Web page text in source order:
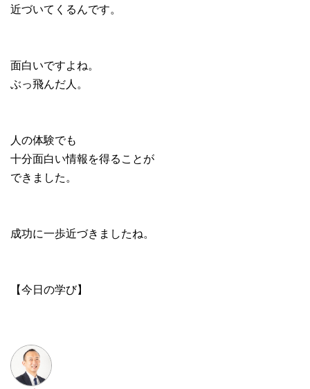
近づいてくるんです。
面白いですよね。
ぶっ飛んだ人。
人の体験でも
十分面白い情報を得ることが
できました。
成功に一歩近づきましたね。
【今日の学び】